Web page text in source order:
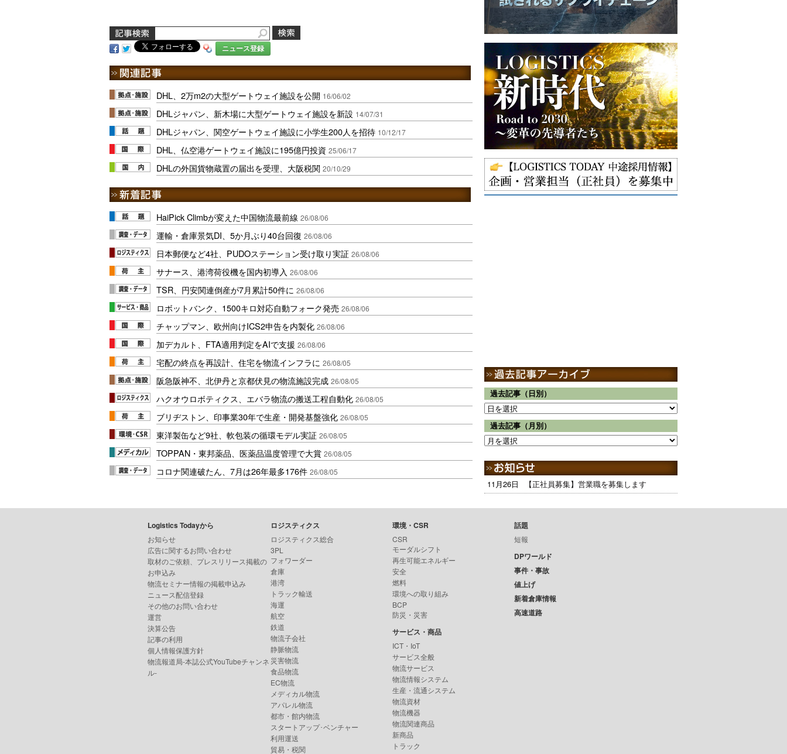
ニュース登録
DHL、2万m2の大型ゲートウェイ施設を公開 16/06/02
DHLジャパン、新木場に大型ゲートウェイ施設を新設 14/07/31
DHLジャパン、関空ゲートウェイ施設に小学生200人を招待 10/12/17
DHL、仏空港ゲートウェイ施設に195億円投資 25/06/17
DHLの外国貨物蔵置の届出を受理、大阪税関 20/10/29
HaiPick Climbが変えた中国物流最前線 26/08/06
運輸・倉庫景気DI、5か月ぶり40台回復 26/08/06
日本郵便など4社、PUDOステーション受け取り実証 26/08/06
サナース、港湾荷役機を国内初導入 26/08/06
TSR、円安関連倒産が7月累計50件に 26/08/06
ロボットバンク、1500キロ対応自動フォーク発売 26/08/06
チャップマン、欧州向けICS2申告を内製化 26/08/06
加デカルト、FTA適用判定をAIで支援 26/08/06
宅配の終点を再設計、住宅を物流インフラに 26/08/05
阪急阪神不、北伊丹と京都伏見の物流施設完成 26/08/05
ハクオウロボティクス、エバラ物流の搬送工程自動化 26/08/05
ブリヂストン、印事業30年で生産・開発基盤強化 26/08/05
東洋製缶など9社、軟包装の循環モデル実証 26/08/05
TOPPAN・東邦薬品、医薬品温度管理で大賞 26/08/05
コロナ関連破たん、7月は26年最多176件 26/08/05
過去記事（日別）
過去記事（月別）
11月26日 【正社員募集】営業職を募集します
Logistics Todayから
お知らせ
広告に関するお問い合わせ
取材のご依頼、プレスリリース掲載の
お申込み
物流セミナー情報の掲載申込み
ニュース配信登録
その他のお問い合わせ
運営
決算公告
記事の利用
個人情報保護方針
物流報道局-本誌公式YouTubeチャンネ
ル-
ロジスティクス
ロジスティクス総合
3PL
フォワーダー
倉庫
港湾
トラック輸送
海運
航空
鉄道
物流子会社
静脈物流
災害物流
食品物流
EC物流
メディカル物流
アパレル物流
都市・館内物流
スタートアップ･ベンチャー
利用運送
貿易・税関
環境・CSR
CSR
モーダルシフト
再生可能エネルギー
安全
燃料
環境への取り組み
BCP
防災・災害
サービス・商品
ICT・IoT
サービス全般
物流サービス
物流情報システム
生産・流通システム
物流資材
物流機器
物流関連商品
新商品
トラック
話題
短報
DPワールド
事件・事故
値上げ
新着倉庫情報
高速道路